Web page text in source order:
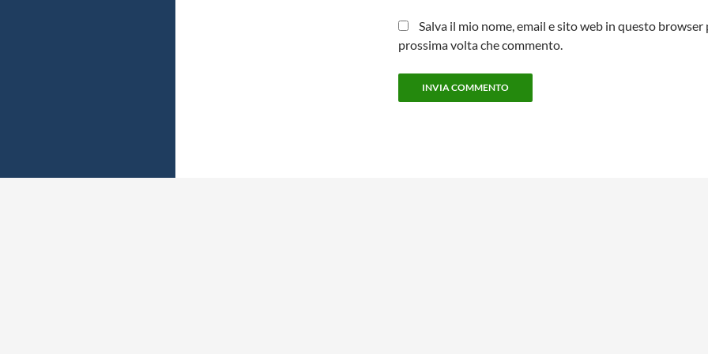
Salva il mio nome, email e sito web in questo browser
prossima volta che commento.